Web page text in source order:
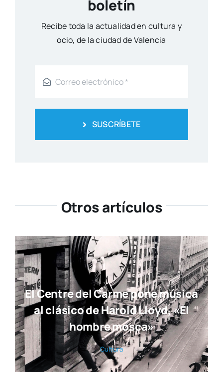
boletín
Reci­be toda la actua­li­dad en cul­tu­ra y
ocio, de la ciu­dad de Valen­cia
SUSCRÍBETE
Otros artículos
El Centre del Carme pone música
al clásico de Harold Lloyd, «El
hombre mosca»
Cul­tu­ra